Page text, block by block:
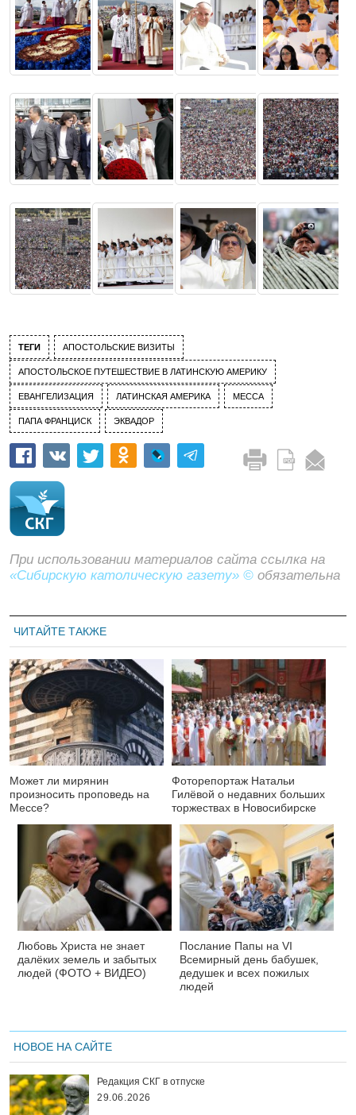
ТЕГИ АПОСТОЛЬСКИЕ ВИЗИТЫ
АПОСТОЛЬСКОЕ ПУТЕШЕСТВИЕ В ЛАТИНСКУЮ АМЕРИКУ
ЕВАНГЕЛИЗАЦИЯ ЛАТИНСКАЯ АМЕРИКА МЕССА
ПАПА ФРАНЦИСК ЭКВАДОР
При использовании материалов сайта ссылка на
«Сибирскую католическую газету» © обязательна
ЧИТАЙТЕ ТАКЖЕ
Может ли мирянин
произносить проповедь на
Мессе?
Фоторепортаж Натальи
Гилёвой о недавних больших
торжествах в Новосибирске
Любовь Христа не знает
далёких земель и забытых
людей (ФОТО + ВИДЕО)
Послание Папы на VI
Всемирный день бабушек,
дедушек и всех пожилых
людей
НОВОЕ НА САЙТЕ
Редакция СКГ в отпуске
29.06.2026